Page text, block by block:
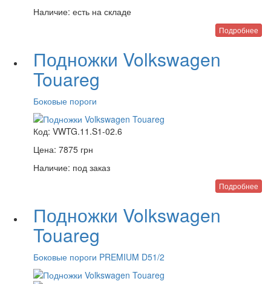
Наличие: есть на складе
Подробнее
Подножки Volkswagen
Touareg
Боковые пороги
Код: VWTG.11.S1-02.6
Цена: 7875 грн
Наличие: под заказ
Подробнее
Подножки Volkswagen
Touareg
Боковые пороги PREMIUM D51/2